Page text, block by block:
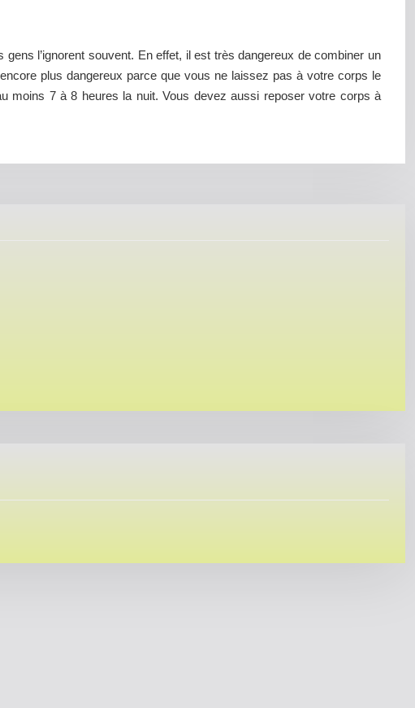
l’ignorent souvent. En effet, il est très dangereux de combiner un
encore plus dangereux parce que vous ne laissez pas à votre corps le
moins 7 à 8 heures la nuit. Vous devez aussi reposer votre corps à